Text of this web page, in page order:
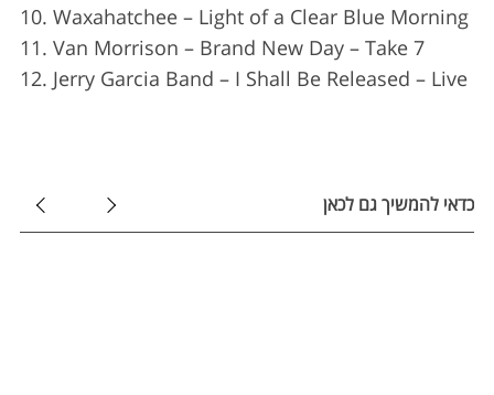
10. Waxahatchee – Light of a Clear Blue Morning
11. Van Morrison – Brand New Day – Take 7
12. Jerry Garcia Band – I Shall Be Released – Live
כדאי להמשיך גם לכאן